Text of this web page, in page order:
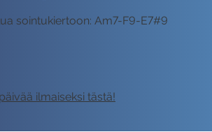
sointukiertoon: Am7-F9-E7#9
ilmaiseksi tästä!